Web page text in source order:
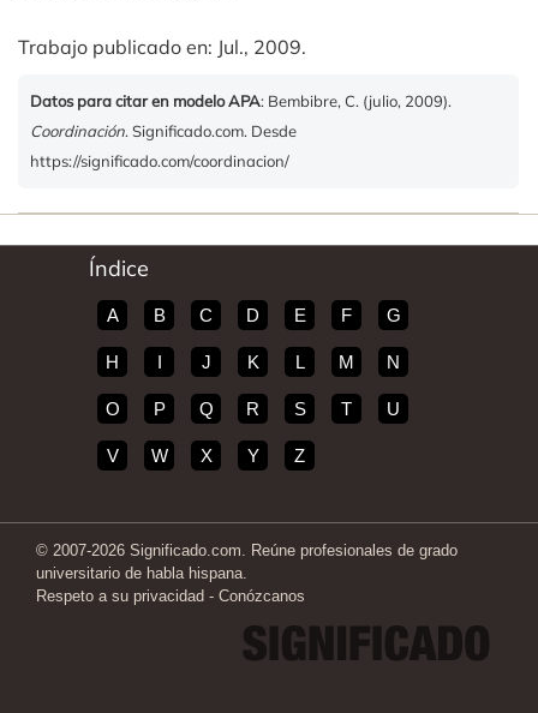
Trabajo publicado en: Jul., 2009.
Datos para citar en modelo APA: Bembibre, C. (julio, 2009).
Coordinación. Significado.com. Desde
https://significado.com/coordinacion/
Índice
A B C D E F G
H I J K L M N
O P Q R S T U
V W X Y Z
© 2007-2026 Significado.com. Reúne profesionales de grado
universitario de habla hispana.
Respeto a su privacidad - Conózcanos